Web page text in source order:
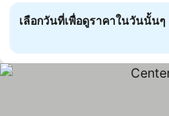
เลือกวันที่เพื่อดูราคาในวันนั้นๆ